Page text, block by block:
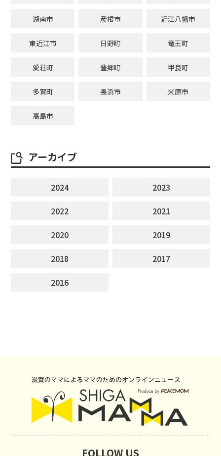
湖南市 彦根市 近江八幡市
東近江市 日野町 竜王町
愛荘町 豊郷町 甲良町
多賀町 長浜市 米原市
高島市
アーカイブ
2024
2023
2022
2021
2020
2019
2018
2017
2016
FOLLOW US